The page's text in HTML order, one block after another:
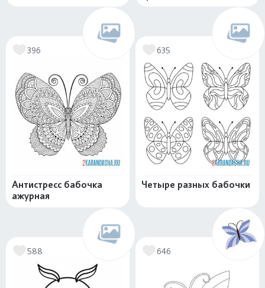
396
Антистресс бабочка
ажурная
635
Четыре разных бабочки
588 646